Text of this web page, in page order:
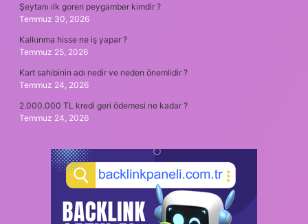
Şeytanı ılk goren peygamber kimdir ?
Temmuz 30, 2026
Kalkınma hisse ne iş yapar ?
Temmuz 25, 2026
Kart sahibinin adı nedir ve neden önemlidir ?
Temmuz 24, 2026
2.000.000 TL kredi geri ödemesi ne kadar ?
Temmuz 24, 2026